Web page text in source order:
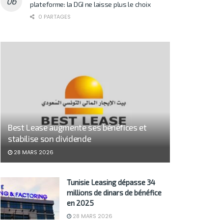
plateforme: la DGI ne laisse plus le choix
0 PARTAGES
Best Lease augmente ses bénéfices et
stabilise son dividende
28 MARS 2026
Tunisie Leasing dépasse 34
millions de dinars de bénéfice
en 2025
28 MARS 2026